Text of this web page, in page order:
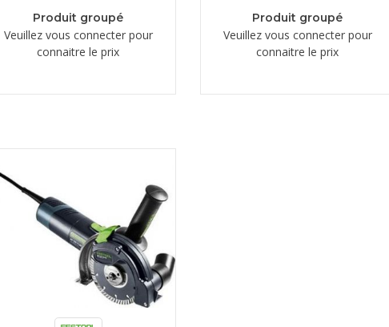
Produit groupé
Veuillez vous connecter pour
connaitre le prix
Produit groupé
Veuillez vous connecter pour
connaitre le prix